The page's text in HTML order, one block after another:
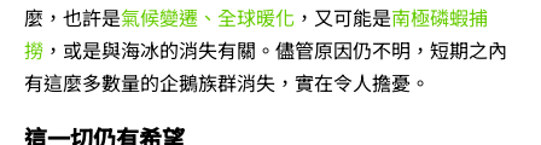
麼，也許是氣候變遷、全球暖化 ，又可能是南極磷蝦捕
撈 ，或是與海冰的消失有關。儘管原因仍不明，短期之內
有這麼多數量的企鵝族群消失，實在令人擔憂。
這一切仍有希望